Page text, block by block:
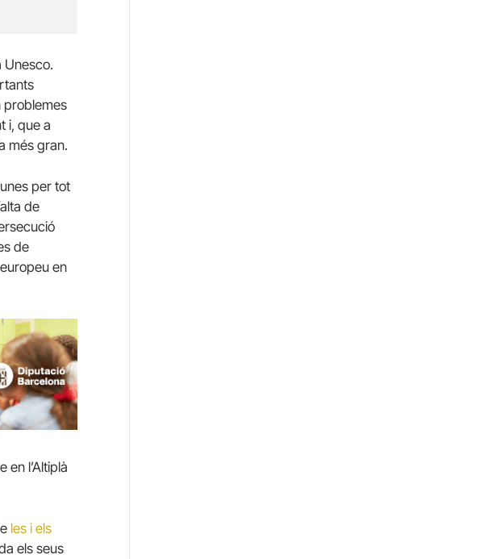
Unesco.
problemes
i, que a
més gran.
per tot
de
de
en
en l’Altiplà
les i els
els seus